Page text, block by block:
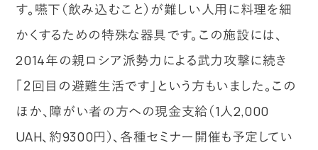
す。嚥下（飲み込むこと）が難しい人用に料理を細
かくするための特殊な器具です。この施設には、
2014年の親ロシア派勢力による武力攻撃に続き
「２回目の避難生活です」という方もいました。この
ほか、障がい者の方への現金支給（1人2,000
UAH、約9300円）、各種セミナー開催も予定してい